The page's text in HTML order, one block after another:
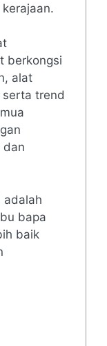
berkongsi
alat
trend
dan
adalah
bapa
baik